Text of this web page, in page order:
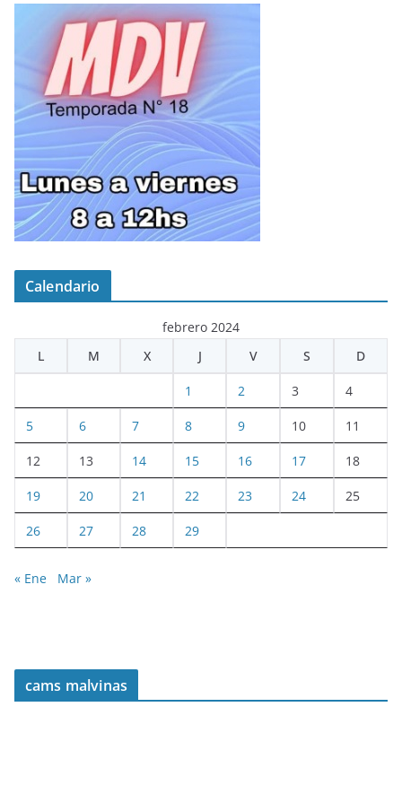
Calendario
febrero 2024
L
M X J V S D
1 2 3 4
5 6 7 8 9 10 11
12 13 14 15 16 17 18
19 20 21 22 23 24 25
26 27 28 29
« Ene Mar »
cams malvinas